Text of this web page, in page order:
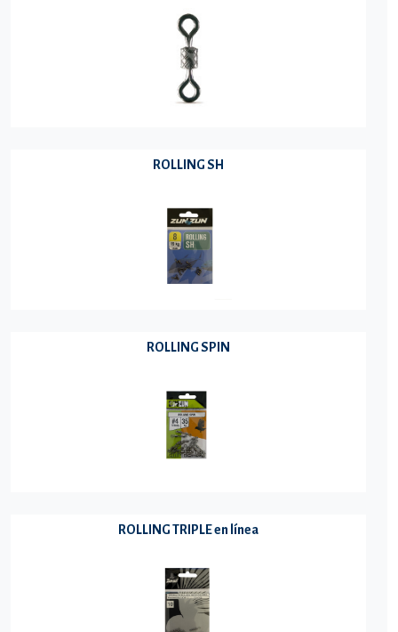
ROLLING SH
ROLLING SPIN
ROLLING TRIPLE en línea